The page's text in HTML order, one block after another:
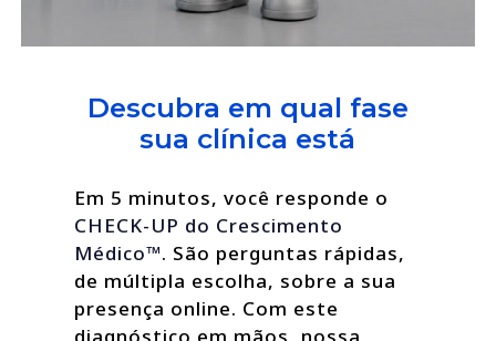
Descubra em qual fase
sua clínica está
Em 5 minutos, você responde o
CHECK-UP do Crescimento
Médico™. São perguntas rápidas,
de múltipla escolha, sobre a sua
presença online. Com este
diagnóstico em mãos, nossa